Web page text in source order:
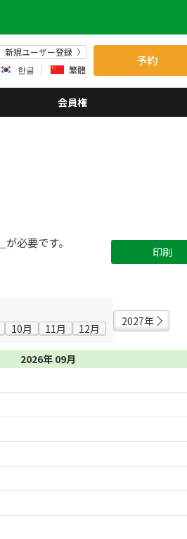
新規ユーザー登録
한글 繁體
予約
会員権
が必要です。
印刷
10月 11月 12月
2027年
2026年 09月